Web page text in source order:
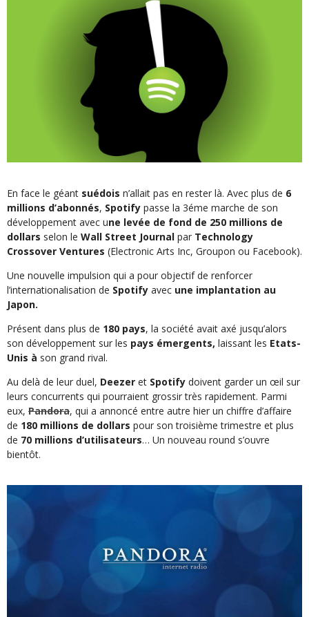
En face le géant suédois n’allait pas en rester là. Avec plus de 6
millions d’abonnés, Spotify passe la 3éme marche de son
développement avec une levée de fond de 250 millions de
dollars selon le Wall Street Journal par Technology
Crossover Ventures (Electronic Arts Inc, Groupon ou Facebook).
Une nouvelle impulsion qui a pour objectif de renforcer
l’internationalisation de Spotify avec une implantation au
Japon.
Présent dans plus de 180 pays, la société avait axé jusqu’alors
son développement sur les pays émergents, laissant les Etats-
Unis à son grand rival.
Au delà de leur duel, Deezer et Spotify doivent garder un œil sur
leurs concurrents qui pourraient grossir très rapidement. Parmi
eux, Pandora, qui a annoncé entre autre hier un chiffre d’affaire
de 180 millions de dollars pour son troisième trimestre et plus
de 70 millions d’utilisateurs… Un nouveau round s’ouvre
bientôt.